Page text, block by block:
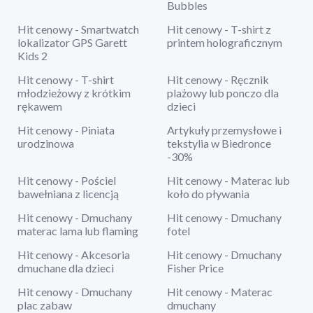
Bubbles
Hit cenowy - Smartwatch
lokalizator GPS Garett
Kids 2
Hit cenowy - T-shirt z
printem holograficznym
Hit cenowy - T-shirt
młodzieżowy z krótkim
rękawem
Hit cenowy - Ręcznik
plażowy lub ponczo dla
dzieci
Hit cenowy - Piniata
urodzinowa
Artykuły przemysłowe i
tekstylia w Biedronce
-30%
Hit cenowy - Pościel
bawełniana z licencją
Hit cenowy - Materac lub
koło do pływania
Hit cenowy - Dmuchany
materac lama lub flaming
Hit cenowy - Dmuchany
fotel
Hit cenowy - Akcesoria
dmuchane dla dzieci
Hit cenowy - Dmuchany
Fisher Price
Hit cenowy - Dmuchany
plac zabaw
Hit cenowy - Materac
dmuchany